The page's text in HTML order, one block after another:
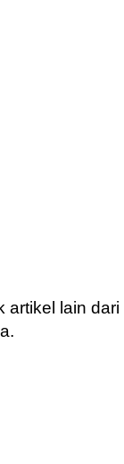
artikel lain dari